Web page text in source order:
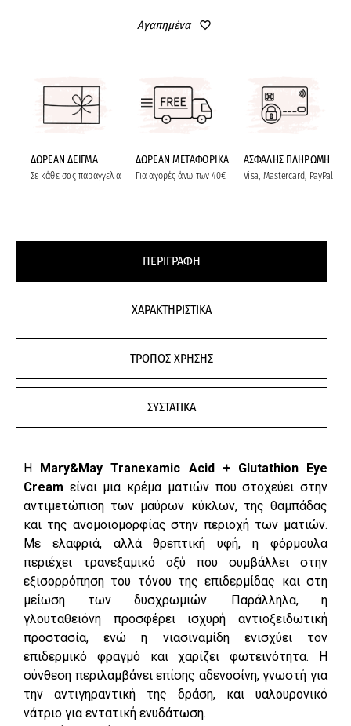
ΔΩΡΕΑΝ ΔΕΙΓΜΑ
Σε κάθε σας παραγγελία
ΔΩΡΕΑΝ ΜΕΤΑΦΟΡΙΚΑ
Για αγορές άνω των 40€
ΑΣΦΑΛΗΣ ΠΛΗΡΩΜΗ
Visa, Mastercard, PayPal
Αγαπημένα favorite_border
ΠΕΡΙΓΡΑΦΗ
ΧΑΡΑΚΤΗΡΙΣΤΙΚΑ
ΤΡΟΠΟΣ ΧΡΗΣΗΣ
ΣΥΣΤΑΤΙΚΑ
Η Mary&May Tranexamic Acid + Glutathion Eye
Cream είναι μια κρέμα ματιών που στοχεύει στην
αντιμετώπιση των μαύρων κύκλων, της θαμπάδας
και της ανομοιομορφίας στην περιοχή των ματιών.
Με ελαφριά, αλλά θρεπτική υφή, η φόρμουλα
περιέχει τρανεξαμικό οξύ που συμβάλλει στην
εξισορρόπηση του τόνου της επιδερμίδας και στη
μείωση των δυσχρωμιών. Παράλληλα, η
γλουταθειόνη προσφέρει ισχυρή αντιοξειδωτική
προστασία, ενώ η νιασιναμίδη ενισχύει τον
επιδερμικό φραγμό και χαρίζει φωτεινότητα. Η
σύνθεση περιλαμβάνει επίσης αδενοσίνη, γνωστή για
την αντιγηραντική της δράση, και υαλουρονικό
νάτριο για εντατική ενυδάτωση.